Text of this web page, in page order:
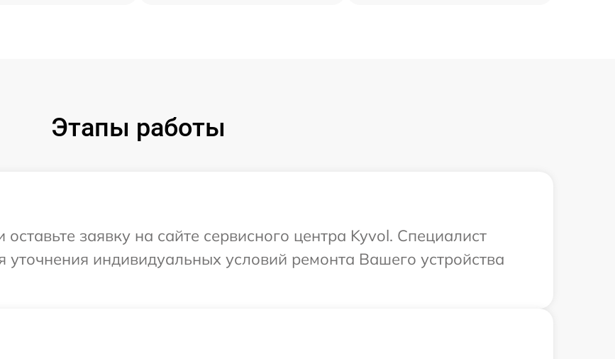
Этапы работы
заявку на сайте сервисного центра Kyvol. Специалист
уточнения индивидуальных условий ремонта Вашего устройства